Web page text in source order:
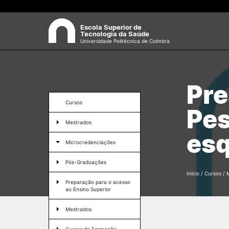
Estrutura Orgânica
Gabinetes Técnicos e
Investigação e Projetos
Eventos científicos
Escola Superior de
Tecnologia da Saúde
Universidade Politécnica de Coimbra
Cursos
Mestrados
Microcredenciações
Pós-Graduações
Preparação para o acesso
ao Ensino Superior
Mestrados
Início / Cursos /